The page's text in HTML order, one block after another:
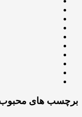
برچسب های